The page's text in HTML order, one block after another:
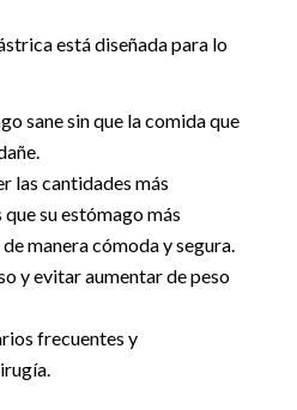
está diseñada para lo
sane sin que la comida que
las cantidades más
su estómago más
manera cómoda y segura.
y evitar aumentar de peso
frecuentes y